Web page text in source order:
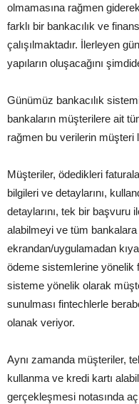
olmamasına rağmen
farklı bir bankacılık ve
çalışılmaktadır. İlerleyen
yapıların oluşacağını
Günümüz bankacılık
bankaların müşterilere ait
rağmen bu verilerin müşteri
Müşteriler, ödedikleri
bilgileri ve detaylarını,
detaylarını, tek bir başvuru
alabilmeyi ve tüm
ekrandan/uygulamadan
ödeme sistemlerine yönelik
sisteme yönelik olarak
sunulması fintechlerle
olanak veriyor.
Aynı zamanda müşteriler,
kullanma ve kredi kartı
gerçekleşmesi notasında